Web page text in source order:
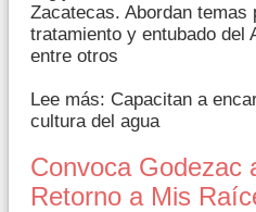
Zacatecas. Abordan temas
tratamiento y entubado del
entre otros
Lee más: Capacitan a
cultura del agua
Convoca Godezac
Retorno a Mis